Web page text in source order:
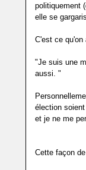
politiquement
elle se
C'est ce qu'on
"Je suis une
aussi. "
élection
et je ne me
Cette façon